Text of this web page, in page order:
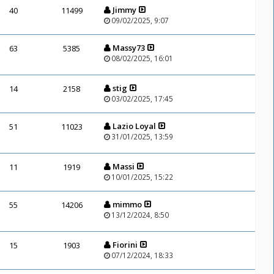
40 11499 Jimmy
09/02/2025, 9:07
63 5385 Massy73
08/02/2025, 16:01
14 2158 stig
03/02/2025, 17:45
51 11023 Lazio Loyal
31/01/2025, 13:59
11 1919 Massi
10/01/2025, 15:22
55 14206 mimmo
13/12/2024, 8:50
15 1903 Fiorini
07/12/2024, 18:33